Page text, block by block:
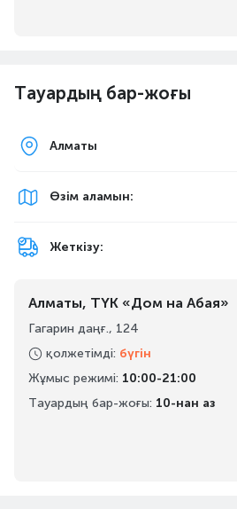
Тауардың бар-жоғы
Алматы
Өзім аламын:
Жеткізу:
Алматы, ТҮК «Дом на Абая»
Гагарин даңғ., 124
қолжетімді: бүгін
Жұмыс режимі: 10:00-21:00
Тауардың бар-жоғы: 10-нан аз